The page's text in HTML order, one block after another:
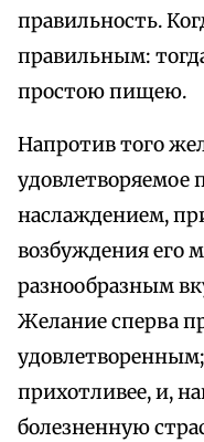
правильность.
правильным:
простою пищею.
Напротив того
наслаждением,
возбуждения его
разнообразным
Желание сперва
прихотливее, и,
болезненную